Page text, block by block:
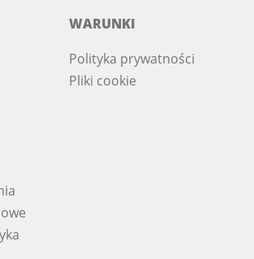
WARUNKI
Polityka prywatności
Pliki cookie